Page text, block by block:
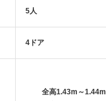
5人
4ドア
全高1.43m～1.44m